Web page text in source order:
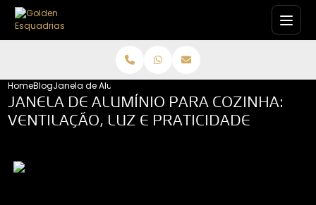
HomeBlogJanela de Alumínio para Cozinha: Ventilação, Luz e
JANELA DE ALUMÍNIO PARA COZINHA:
VENTILAÇÃO, LUZ E PRATICIDADE